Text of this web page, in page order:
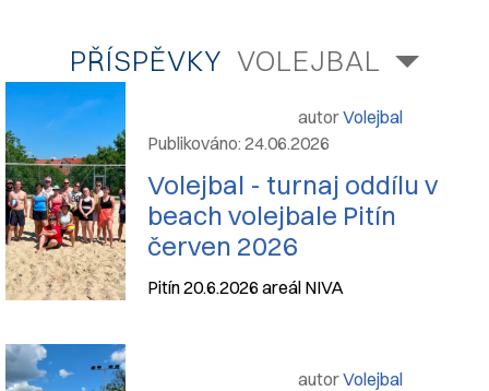
PŘÍSPĚVKY VOLEJBAL
autorVolejbal
Publikováno: 24.06.2026
Volejbal - turnaj oddílu v
beach volejbale Pitín
červen 2026
Pitín 20.6.2026 areál NIVA
autorVolejbal